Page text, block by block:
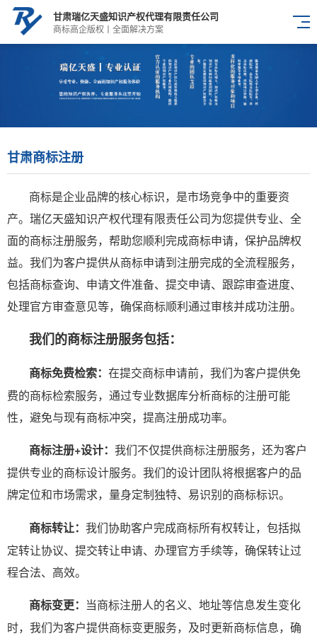
甘肃瑞亿天盛知识产权代理有限责任公司
商标高企版权丨全面解决方案
甘肃商标注册
商标是企业品牌的核心标识，是市场竞争中的重要资
产。瑞亿天盛知识产权代理有限责任公司为您提供专业、全
面的商标注册服务，帮助您顺利完成商标申请，保护品牌权
益。我们为客户提供从商标申请到注册完成的全流程服务，
包括商标查询、申请文件准备、提交申请、跟踪审查进度、
处理官方审查意见等，确保商标顺利通过审核并成功注册。
我们的商标注册服务包括：
商标免费检索： 在提交商标申请前，我们为客户提供免
费的商标检索服务，通过专业数据库分析商标的注册可能
性，避免与现有商标冲突，提高注册成功率。
商标注册+设计： 我们不仅提供商标注册服务，还为客户
提供专业的商标设计服务。我们的设计团队将根据客户的品
牌定位和市场需求，量身定制独特、易识别的商标标识。
商标转让： 我们协助客户完成商标所有权转让，包括拟
定转让协议、提交转让申请、办理官方手续等，确保转让过
程合法、高效。
商标变更： 当商标注册人的名义、地址等信息发生变化
时，我们为客户提供商标变更服务，及时更新商标信息，确